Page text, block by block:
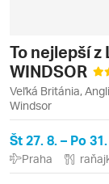
To nejlepší z
WINDSOR
Veľká Británia,
Windsor
Št 27. 8. – Po
Praha